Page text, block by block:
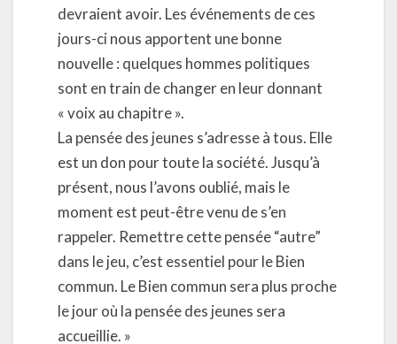
devraient avoir. Les événements de ces
jours-ci nous apportent une bonne
nouvelle : quelques hommes politiques
sont en train de changer en leur donnant
« voix au chapitre ».
La pensée des jeunes s’adresse à tous. Elle
est un don pour toute la société. Jusqu’à
présent, nous l’avons oublié, mais le
moment est peut-être venu de s’en
rappeler. Remettre cette pensée “autre”
dans le jeu, c’est essentiel pour le Bien
commun. Le Bien commun sera plus proche
le jour où la pensée des jeunes sera
accueillie. »